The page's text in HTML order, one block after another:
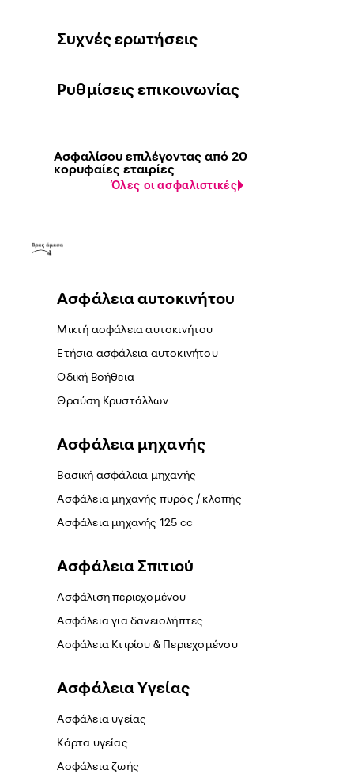
Συχνές ερωτήσεις
Ρυθμίσεις επικοινωνίας
Ασφαλίσου επιλέγοντας από 20
κορυφαίες εταιρίες
Όλες οι ασφαλιστικές
Ασφάλεια αυτοκινήτου
Μικτή ασφάλεια αυτοκινήτου
Ετήσια ασφάλεια αυτοκινήτου
Οδική Βοήθεια
Θραύση Κρυστάλλων
Ασφάλεια μηχανής
Βασική ασφάλεια μηχανής
Ασφάλεια μηχανής πυρός / κλοπής
Ασφάλεια μηχανής 125 cc
Ασφάλεια Σπιτιού
Ασφάλιση περιεχομένου
Ασφάλεια για δανειολήπτες
Ασφάλεια Κτιρίου & Περιεχομένου
Ασφάλεια Yγείας
Ασφάλεια υγείας
Κάρτα υγείας
Ασφάλεια ζωής